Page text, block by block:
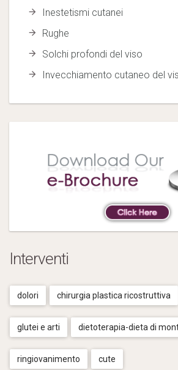
Inestetismi cutanei
Rughe
Solchi profondi del viso
Invecchiamento cutaneo del
Interventi
dolori chirurgia plastica ricostruttiva
glutei e arti dietoterapia-dieta di
ringiovanimento cute